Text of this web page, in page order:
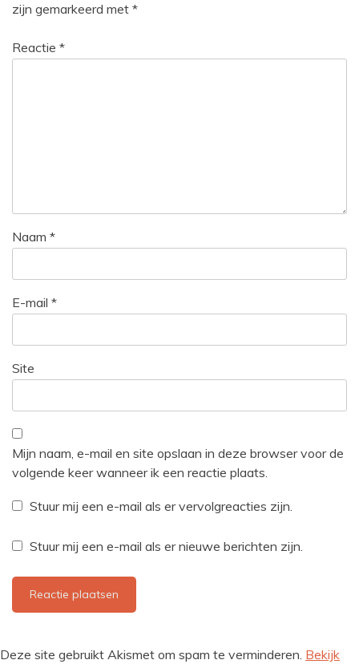
zijn gemarkeerd met *
Reactie *
Naam *
E-mail *
Site
Mijn naam, e-mail en site opslaan in deze browser voor de
volgende keer wanneer ik een reactie plaats.
Stuur mij een e-mail als er vervolgreacties zijn.
Stuur mij een e-mail als er nieuwe berichten zijn.
Deze site gebruikt Akismet om spam te verminderen. Bekijk